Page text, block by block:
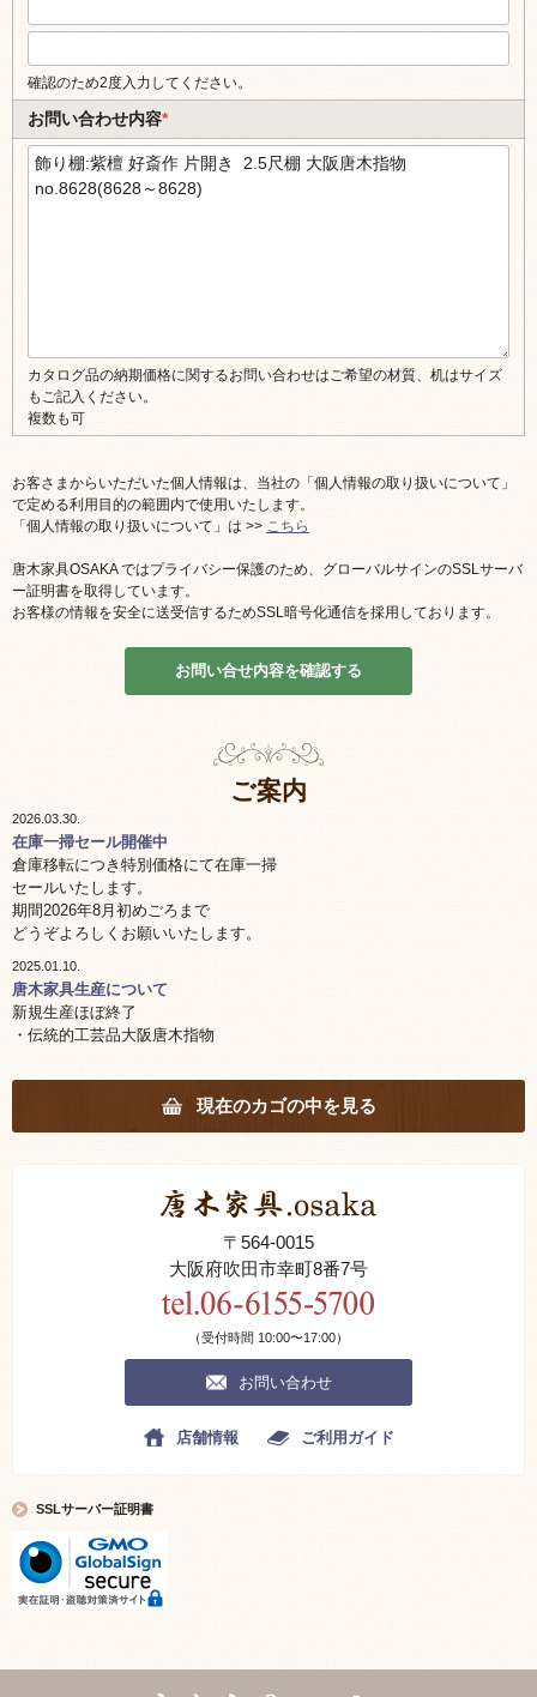
確認のため2度入力してください。
お問い合わせ内容*
カタログ品の納期価格に関するお問い合わせはご希望の材質、机はサイズ
もご記入ください。
複数も可
お客さまからいただいた個人情報は、当社の「個人情報の取り扱いについて」
で定める利用目的の範囲内で使用いたします。
「個人情報の取り扱いについて」は >> こちら
唐木家具OSAKA ではプライバシー保護のため、グローバルサインのSSLサーバ
ー証明書を取得しています。
お客様の情報を安全に送受信するためSSL暗号化通信を採用しております。
お問い合せ内容を確認する
ご案内
2026.03.30.
在庫一掃セール開催中
倉庫移転につき特別価格にて在庫一掃
セールいたします。
期間2026年8月初めごろまで
どうぞよろしくお願いいたします。
2025.01.10.
唐木家具生産について
新規生産ほぼ終了
・伝統的工芸品大阪唐木指物
工芸士の高齢化により棚 机につきましては生産終了しました。
花台他小物工芸品は一部継続しています。
・海外製品について
当サイトの写真説明分をコピー不正流用した偽サイトが存在します、 ご
掲載商品全ては当社が管理しています。
本サイトの掲載内容(画像、文書等)の著作権は当社に帰属しております。
唐木家具のリメイクについて
使われなくなった唐木家具の中には
これらは新たに造る事の出来ない品々です。
これらの価値ある逸品を細部まで修理、漆の入れ
直しをして再びよみがえり綺麗になった品を
リユース品としてご紹介致します。
現在のカゴの中を見る
〒564-0015
大阪府吹田市幸町8番7号
（受付時間 10:00〜17:00）
お問い合わせ
店舗情報 ご利用ガイド
SSLサーバー証明書